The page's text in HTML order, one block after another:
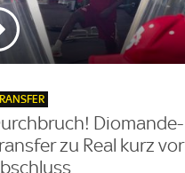
Diomande-
zu Real kurz vor